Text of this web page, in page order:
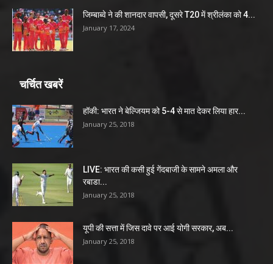
जिम्बाब्वे ने की शानदार वापसी, दूसरे T20 में श्रीलंका को 4...
January 17, 2024
चर्चित खबरें
हॉकी: भारत ने बेल्जियम को 5-4 से मात देकर लिया हार...
January 25, 2018
LIVE: भारत की कसी हुई गेंदबाजी के सामने अमला और
रबाडा...
January 25, 2018
यूपी की सत्ता में जिस दावे पर आई योगी सरकार, अब...
January 25, 2018